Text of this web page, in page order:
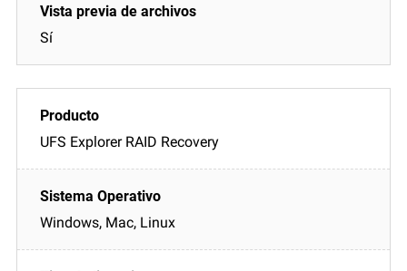
Sí
UFS Explorer RAID Recovery
Windows, Mac, Linux